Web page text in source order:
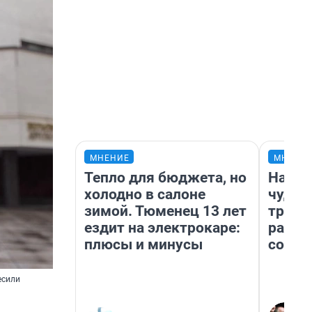
край,
по-
—
МНЕНИЕ
Тепло для бюджета, но
холодно в салоне
зимой. Тюменец 13 лет
ездит на электрокаре:
плюсы и минусы